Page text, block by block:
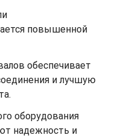
повышенной
обеспечивает
и лучшую
оборудования
надежность и